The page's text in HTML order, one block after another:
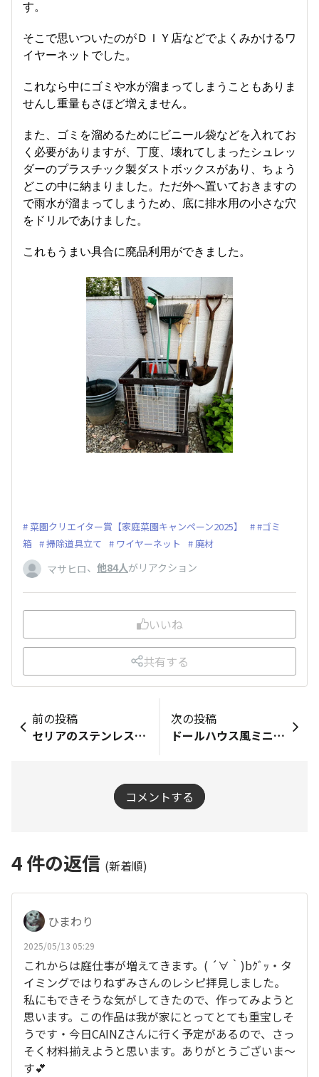
す。
そこで思いついたのがＤＩＹ店などでよくみかけるワ
イヤーネットでした。
これなら中にゴミや水が溜まってしまうこともありま
せんし重量もさほど増えません。
また、ゴミを溜めるためにビニール袋などを入れてお
く必要がありますが、丁度、壊れてしまったシュレッ
ダーのプラスチック製ダストボックスがあり、ちょう
どこの中に納まりました。ただ外へ置いておきますの
で雨水が溜まってしまうため、底に排水用の小さな穴
をドリルであけました。
これもうまい具合に廃品利用ができました。
菜園クリエイター賞【家庭菜園キャンペーン2025】
#ゴミ
箱
掃除道具立て ワイヤーネット 廃材
マサヒロ、 他84人がリアクション
いいね
共有する
前の投稿
セリアのステンレスザルでリース枠①
次の投稿
ドールハウス風ミニチュア花瓶
コメントする
4件の返信 (新着順)
ひまわり
2025/05/13 05:29
これからは庭仕事が増えてきます。( ´∀｀)bｸﾞｯ・タ
イミングではりねずみさんのレシピ拝見しました。
私にもできそうな気がしてきたので、作ってみようと
思います。この作品は我が家にとってとても重宝しそ
うです・今日CAINZさんに行く予定があるので、さっ
そく材料揃えようと思います。ありがとうございま〜
す💕